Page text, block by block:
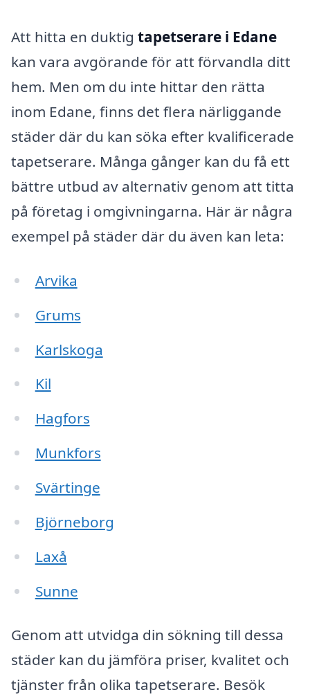
Att hitta en duktig tapetserare i Edane
kan vara avgörande för att förvandla ditt
hem. Men om du inte hittar den rätta
inom Edane, finns det flera närliggande
städer där du kan söka efter kvalificerade
tapetserare. Många gånger kan du få ett
bättre utbud av alternativ genom att titta
på företag i omgivningarna. Här är några
exempel på städer där du även kan leta:
Arvika
Grums
Karlskoga
Kil
Hagfors
Munkfors
Svärtinge
Björneborg
Laxå
Sunne
Genom att utvidga din sökning till dessa
städer kan du jämföra priser, kvalitet och
tjänster från olika tapetserare. Besök